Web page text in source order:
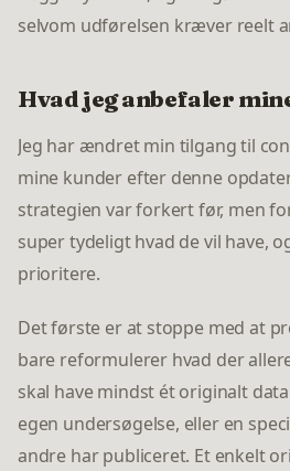
selvom udførelsen kræver reelt
Hvad jeg anbefaler
Jeg har ændret min tilgang til
mine kunder efter denne
strategien var forkert før, men
super tydeligt hvad de vil have,
prioritere.
Det første er at stoppe med at
bare reformulerer hvad der
skal have mindst ét originalt
egen undersøgelse, eller en
andre har publiceret. Et enkelt